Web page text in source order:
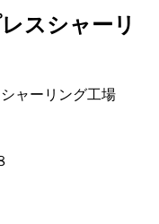
スシャーリ